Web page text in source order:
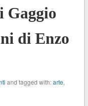
Gaggio
di Enzo
and tagged with:arte,